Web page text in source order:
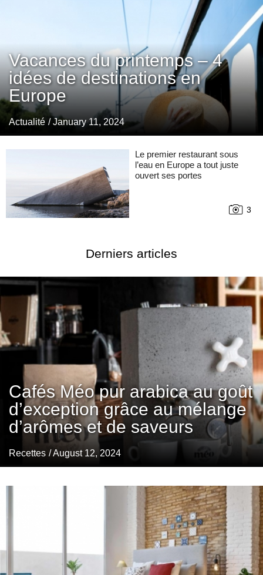
Vacances du printemps – 4
idées de destinations en
Europe
Actualité / January 11, 2024
Le premier restaurant sous
l’eau en Europe a tout juste
ouvert ses portes
3
Derniers articles
Cafés Méo pur arabica au goût
d’exception grâce au mélange
d’arômes et de saveurs
Recettes / August 12, 2024